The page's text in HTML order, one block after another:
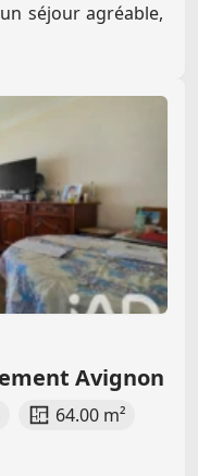
séjour agréable,
Avignon
64.00 m²